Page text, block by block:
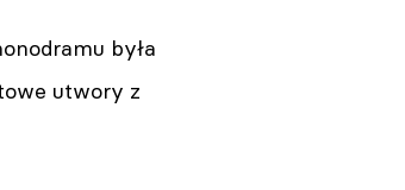
była
utwory z